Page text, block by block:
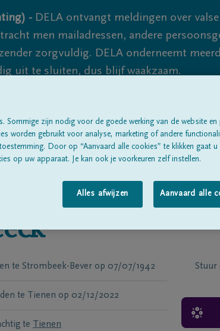
- DELA ontvangt meldingen over
men mailadressen, andere
zorgvuldig. DELA onderneemt
uit te sluiten, dus blijf waakzaam.
Alle rouwberichtenOver ons
te Strombeek-Bever op 07/07/1942
te Tienen op 02/12/2022
te Tienen
Stuur
Sommige zijn nodig voor de goede werking van de website en
worden gebruikt voor analyse, marketing of andere
Door op “Aanvaard alle cookies” te klikken gaat u
op uw apparaat. Je kan ook je voorkeuren zelf instellen.
Alles afwijzen Aanvaard alle